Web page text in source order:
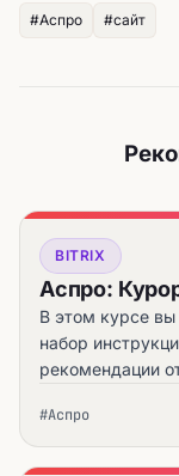
#Аспро #сайт
BITRIX
Аспро:
В этом курсе вы
набор
рекомендации
сайта
#Аспро